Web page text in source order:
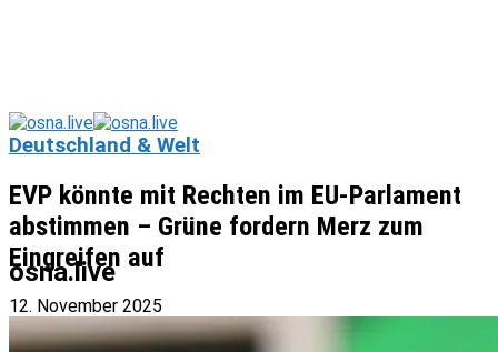
osna.live
Deutschland & Welt
EVP könnte mit Rechten im EU-Parlament
abstimmen – Grüne fordern Merz zum
Eingreifen auf
12. November 2025